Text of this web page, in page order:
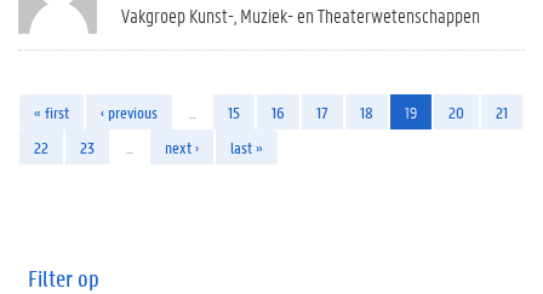
Vakgroep Kunst-, Muziek- en Theaterwetenschappen
« first ‹ previous 15 16 17 18 19 20
21
22
23 next › last »
Filter op